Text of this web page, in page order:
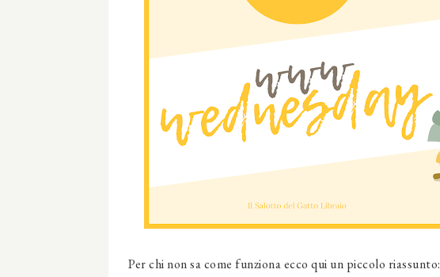
Per chi non sa come funziona ecco qui un piccolo riassunto: